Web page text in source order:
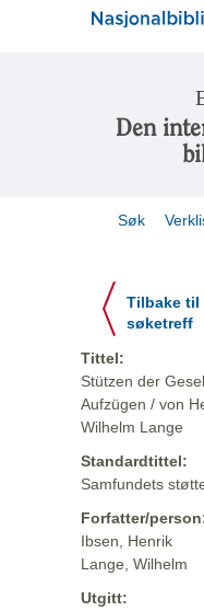
Den
Søk
Tilbake til
søketreff
Tittel:
Stützen der
Aufzügen / von
Wilhelm Lange
Standardtittel:
Samfundets
Forfatter/
Ibsen, Henrik
Lange, Wilhelm
Utgitt: